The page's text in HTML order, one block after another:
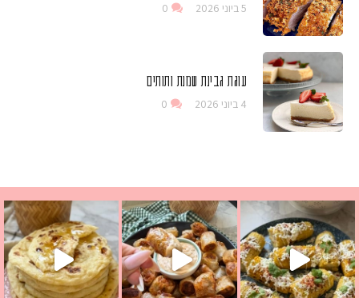
5 ביוני 2026 0
עוגת גבינת שמנת ותותים
4 ביוני 2026 0
שמכינים בכמה דקות עב
מחבת שהוא שילוב של מופלטה וספינז׳, רעיון מעול